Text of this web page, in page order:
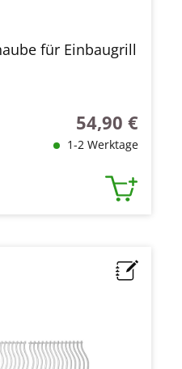
für Einbaugrill
Regulärer Preis:
54,90 €
1-2 Werktage